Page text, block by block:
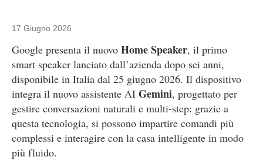
17 Giugno 2026
Google presenta il nuovo Home Speaker, il primo
smart speaker lanciato dall’azienda dopo sei anni,
disponibile in Italia dal 25 giugno 2026. Il dispositivo
integra il nuovo assistente AI Gemini, progettato per
gestire conversazioni naturali e multi-step: grazie a
questa tecnologia, si possono impartire comandi più
complessi e interagire con la casa intelligente in modo
più fluido.